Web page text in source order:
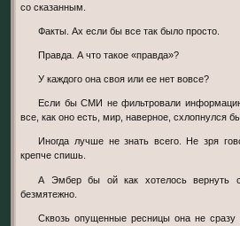
со сказанным.
Факты. Ах если бы все так было просто.
Правда. А что такое «правда»?
У каждого она своя или ее нет вовсе?
Если бы СМИ не фильтровали информацию и сливали в наши умы
все, как оно есть, мир, наверное, схлопнулся
Иногда лучше не знать всего. Не зря говорят: меньше знаешь —
крепче спишь.
А Эмбер бы ой как хотелось вернуть себе возможность спать
безмятежно.
Сквозь опущенные ресницы она не сразу замечает подошедшую к